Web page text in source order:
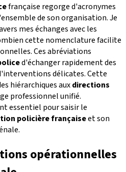
française regorge d'acronymes
de son organisation. Je
mes échanges avec les
cette nomenclature facilite
Ces abréviations
d'échanger rapidement des
délicates. Cette
hiérarchiques auxdirections
professionnel unifié.
essentiel pour saisir le
policière françaiseet son
opérationnelles